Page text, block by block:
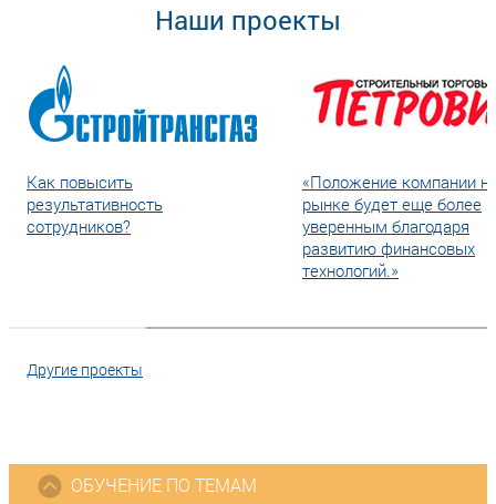
Наши проекты
Как повысить
результативность
сотрудников?
«Положение компании
рынке будет еще более
уверенным благодаря
развитию финансовых
технологий.»
Другие проекты
ОБУЧЕНИЕ ПО ТЕМАМ